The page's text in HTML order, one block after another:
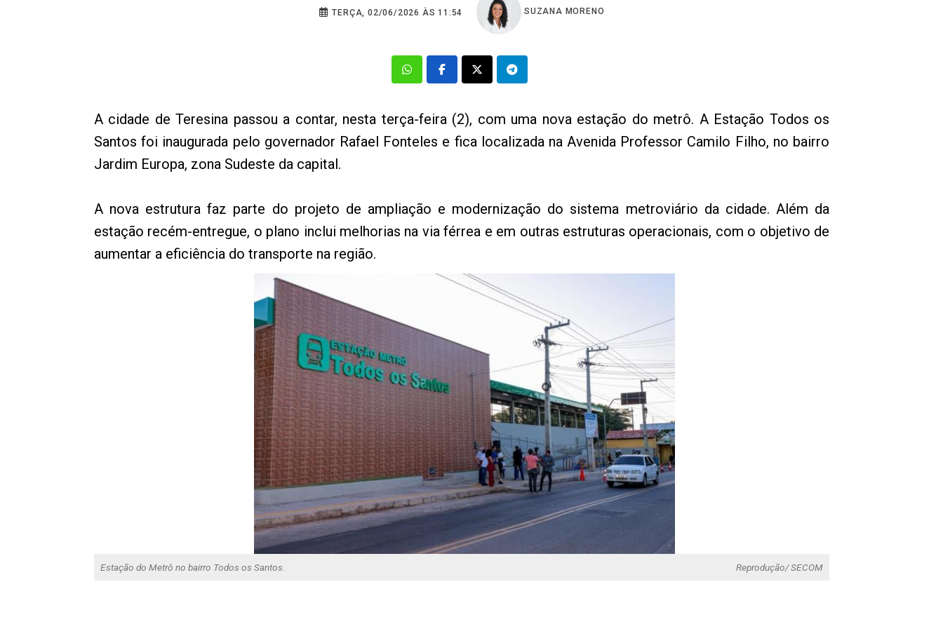
TERÇA, 02/06/2026 ÀS 11:54 SUZANA MORENO
A cidade de Teresina passou a contar, nesta terça-feira (2), com uma nova estação do metrô. A Estação Todos os
Santos foi inaugurada pelo governador Rafael Fonteles e fica localizada na Avenida Professor Camilo Filho, no bairro
Jardim Europa, zona Sudeste da capital.
A nova estrutura faz parte do projeto de ampliação e modernização do sistema metroviário da cidade. Além da
estação recém-entregue, o plano inclui melhorias na via férrea e em outras estruturas operacionais, com o objetivo de
aumentar a eficiência do transporte na região.
Estação do Metrô no bairro Todos os Santos. Reprodução/ SECOM